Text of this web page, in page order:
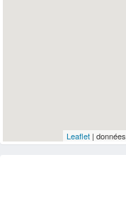
Leaflet| données